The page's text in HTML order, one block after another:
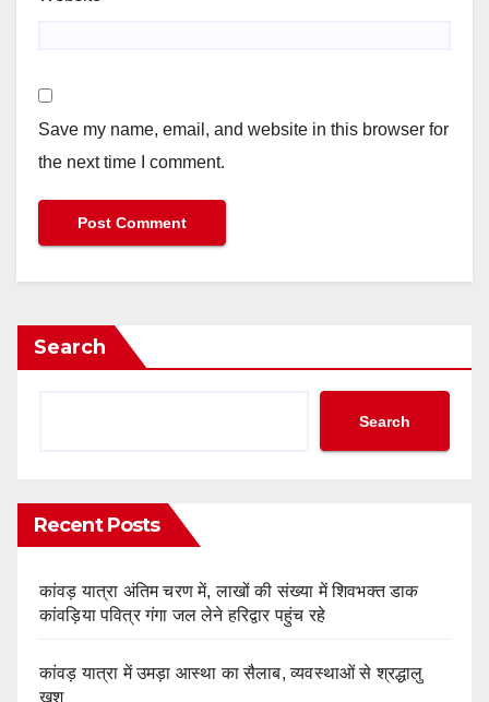
Save my name, email, and website in this browser for
the next time I comment.
Search
Search
Recent Posts
कांवड़ यात्रा अंतिम चरण में, लाखों की संख्या में शिवभक्त डाक
कांवड़िया पवित्र गंगा जल लेने हरिद्वार पहुंच रहे
कांवड़ यात्रा में उमड़ा आस्था का सैलाब, व्यवस्थाओं से श्रद्धालु
खुश